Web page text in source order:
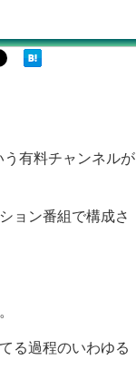
有料チャンネルが
ョン番組で構成さ
る過程のいわゆる